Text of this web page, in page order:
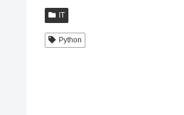
IT
Python